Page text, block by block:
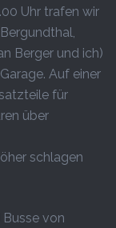
Uhr trafen wir
Berger und ich)
Auf einer
für
über
schlagen
von